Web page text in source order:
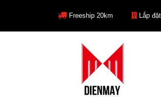
Freeship 20km Lắp